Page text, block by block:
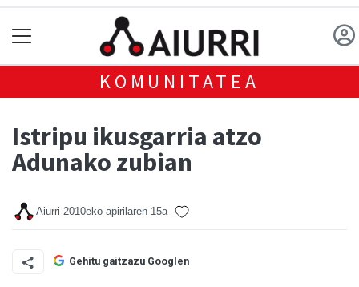
KOMUNITATEA
Istripu ikusgarria atzo
Adunako zubian
Aiurri 2010eko apirilaren 15a
Gehitu gaitzazu Googlen